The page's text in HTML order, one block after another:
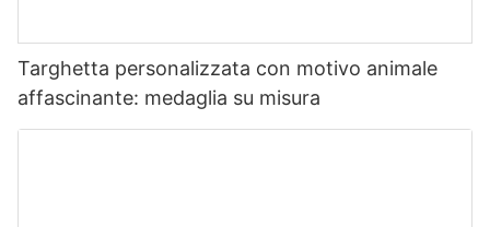
Targhetta personalizzata con motivo animale
affascinante: medaglia su misura